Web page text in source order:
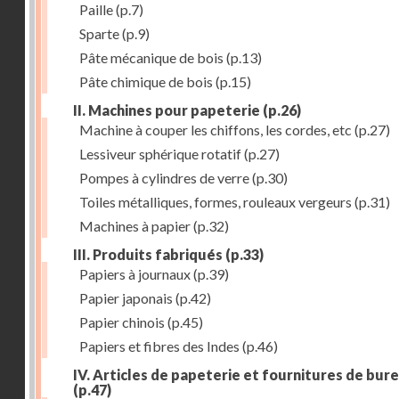
Paille(p.7)
Sparte(p.9)
Pâte mécanique de bois (p.13)
Pâte chimique de bois (p.15)
II. Machines pour papeterie (p.26)
Machine à couper les chiffons, les cordes, etc (p.27)
Lessiveur sphérique rotatif(p.27)
Pompes à cylindres de verre(p.30)
Toiles métalliques, formes, rouleaux vergeurs (p.31)
Machines à papier(p.32)
III. Produits fabriqués (p.33)
Papiers à journaux(p.39)
Papier japonais (p.42)
Papier chinois (p.45)
Papiers et fibres des Indes (p.46)
IV. Articles de papeterie et fournitures de
(p.47)